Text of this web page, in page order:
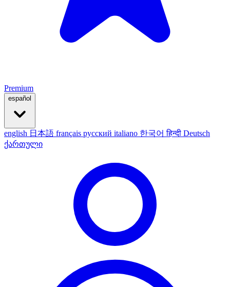
Premium
español
english 日本語 français русский italiano 한국어हिन्दी Deutsch
ქართული